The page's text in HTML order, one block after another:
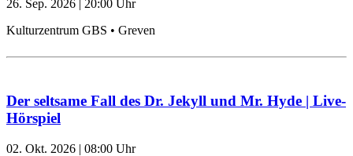
26. Sep. 2026 | 20:00 Uhr
Kulturzentrum GBS • Greven
Der seltsame Fall des Dr. Jekyll und Mr. Hyde | Live-
Hörspiel
02. Okt. 2026 | 08:00 Uhr